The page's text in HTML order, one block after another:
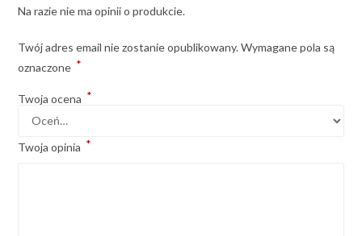
Na razie nie ma opinii o produkcie.
Twój adres email nie zostanie opublikowany. Wymagane pola są
oznaczone *
Twoja ocena *
Twoja opinia *